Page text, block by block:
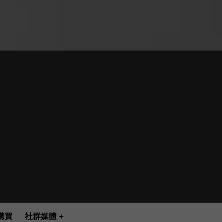
買 社群媒體